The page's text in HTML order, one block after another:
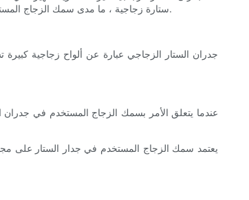
ستارة زجاجية ، ما مدى سمك الزجاج المستخدم في هذه الهياكل؟ في هذه المقالة ، سوف نستكشف خيارات السماكة المختلفة المتاحة لجدران الستار الزجاجية ، وكذلك العوامل التي قد تؤثر على قرار السماكة.
جدران الستار الزجاجي عبارة عن ألواح زجاجية
يعتمد سمك الزجاج المستخدم في جدار الستار على